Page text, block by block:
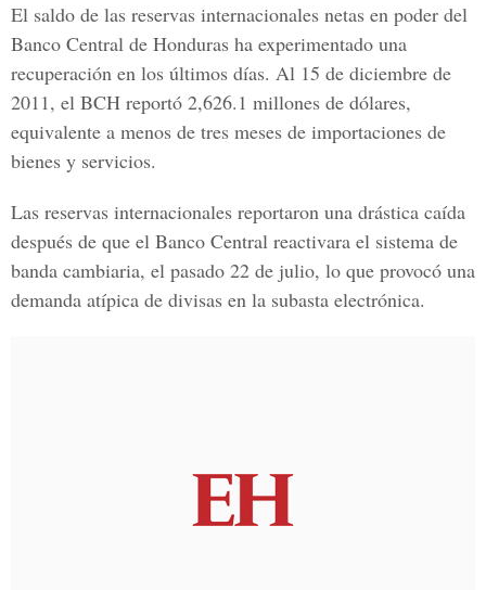
El saldo de las reservas internacionales netas en poder del
Banco Central de Honduras ha experimentado una
recuperación en los últimos días. Al 15 de diciembre de
2011, el BCH reportó 2,626.1 millones de dólares,
equivalente a menos de tres meses de importaciones de
bienes y servicios.
Las reservas internacionales reportaron una drástica caída
después de que el Banco Central reactivara el sistema de
banda cambiaria, el pasado 22 de julio, lo que provocó una
demanda atípica de divisas en la subasta electrónica.